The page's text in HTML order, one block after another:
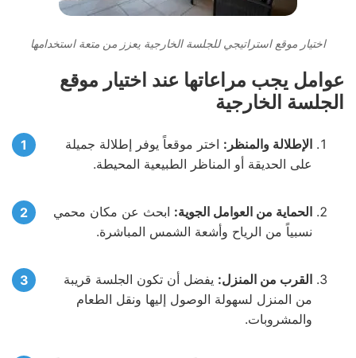
اختيار موقع استراتيجي للجلسة الخارجية يعزز من متعة استخدامها
عوامل يجب مراعاتها عند اختيار موقع
الجلسة الخارجية
الإطلالة والمنظر: اختر موقعاً يوفر إطلالة جميلة
على الحديقة أو المناظر الطبيعية المحيطة.
الحماية من العوامل الجوية: ابحث عن مكان محمي
نسبياً من الرياح وأشعة الشمس المباشرة.
القرب من المنزل: يفضل أن تكون الجلسة قريبة
من المنزل لسهولة الوصول إليها ونقل الطعام
والمشروبات.